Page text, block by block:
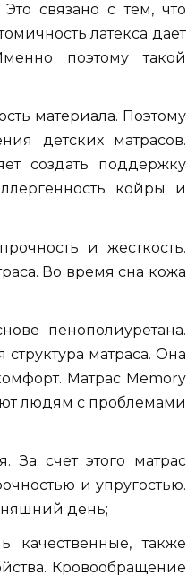
связано с тем, что
латекса дает
поэтому такой
материала. Поэтому
детских матрасов.
создать поддержку
койры и
и жесткость.
Во время сна кожа
пенополиуретана.
структура матраса. Она
Матрас Memory
людям с проблемами
За счет этого матрас
и упругостью.
день;
качественные, также
Кровообращение